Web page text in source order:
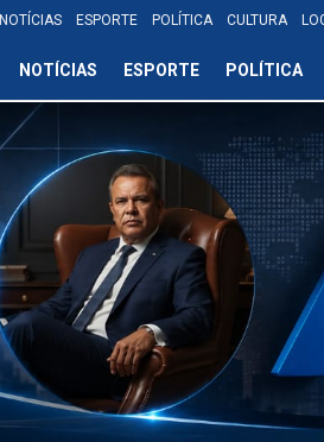
NOTÍCIAS ESPORTE POLÍTICA CULTURA
NOTÍCIAS ESPORTE POLÍTICA